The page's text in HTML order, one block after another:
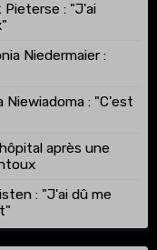
Pieterse : "J'ai
Niedermaier :
Niewiadoma : "C'est
après une
: "J'ai dû me